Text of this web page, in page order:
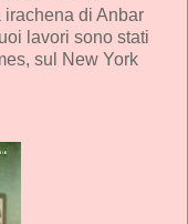
di Anbar
lavori sono stati
sul New York